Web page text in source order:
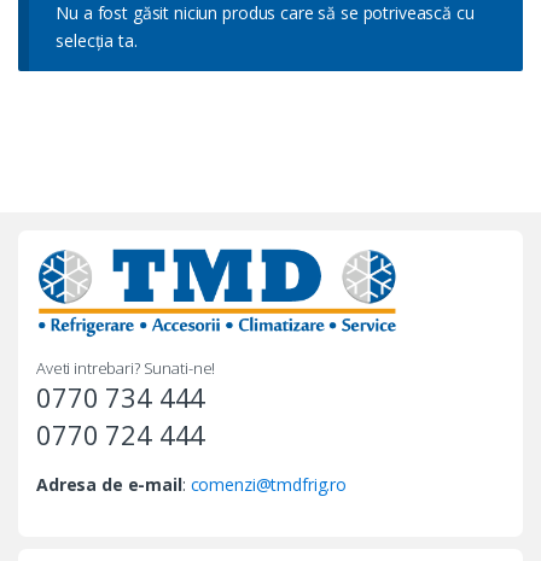
Nu a fost găsit niciun produs care să se potrivească cu
selecția ta.
Aveti intrebari? Sunati-ne!
0770 734 444
0770 724 444
Adresa de e-mail: comenzi@tmdfrig.ro